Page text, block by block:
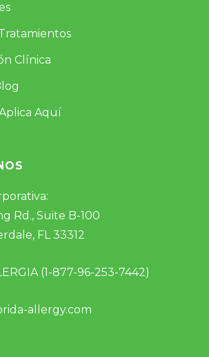
Clínica
Aquí
Rd., Suite B-100
FL 33312
(1-877-96-253-7442)
allergy.com